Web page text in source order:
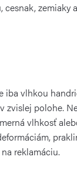
zemiaky
iba vlhkou
zvislej polohe.
vlhkosť
reklamáciu.